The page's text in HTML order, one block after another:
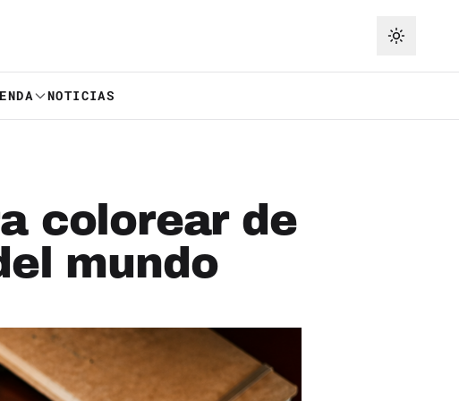
NOTICIAS
colorear de
mundo